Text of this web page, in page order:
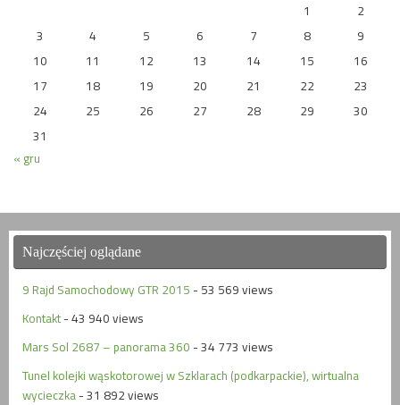
1
2
3
4 5 6 7 8
9
10
11 12 13 14 15
16
17
18 19 20 21 22
23
24
25 26 27 28 29
30
31
« gru
Najczęściej oglądane
9 Rajd Samochodowy GTR 2015 - 53 569 views
Kontakt - 43 940 views
Mars Sol 2687 – panorama 360 - 34 773 views
Tunel kolejki wąskotorowej w Szklarach (podkarpackie), wirtualna
wycieczka - 31 892 views